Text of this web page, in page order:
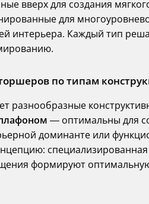
вверх для создания
для
интерьера. Каждый тип
по типам
разнообразные
— оптимальны для
доминанте или
формируют